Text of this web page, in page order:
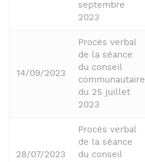
septembre
2023
14/09/2023
Procès verbal
de la séance
du conseil
communautaire
du 25 juillet
2023
28/07/2023
Procès verbal
de la séance
du conseil